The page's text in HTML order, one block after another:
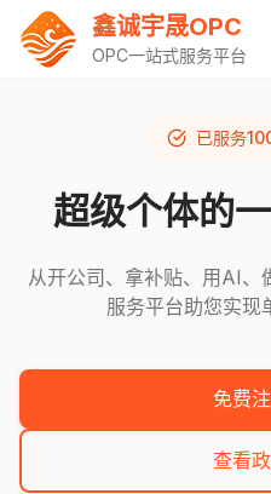
鑫诚宇晟OPC
OPC一站式服务平台
已服务
超级个体的
从开公司、拿补贴、用AI、
服务平台助您实现
免费
查看